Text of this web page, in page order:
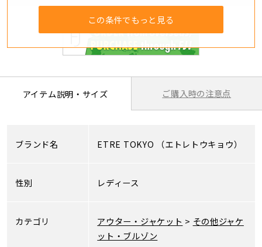
この条件でもっと見る
アイテム説明・サイズ ご購入時の注意点
ブランド名 ETRE TOKYO （エトレトウキョウ）
性別 レディース
カテゴリ アウター・ジャケット > その他ジャケ
ット・ブルゾン